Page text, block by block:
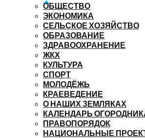
ОБЩЕСТВО
ЭКОНОМИКА
СЕЛЬСКОЕ ХОЗЯЙСТВО
ОБРАЗОВАНИЕ
ЗДРАВООХРАНЕНИЕ
ЖКХ
КУЛЬТУРА
СПОРТ
МОЛОДЁЖЬ
КРАЕВЕДЕНИЕ
О НАШИХ ЗЕМЛЯКАХ
КАЛЕНДАРЬ
ПРАВОПОРЯДОК
НАЦИОНАЛЬНЫЕ